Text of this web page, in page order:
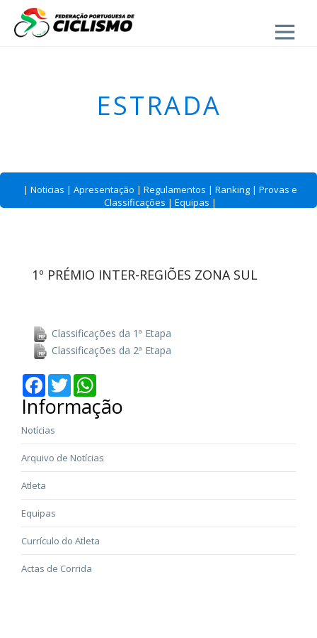
Close
ESTRADA
| Noticias | Apresentação | Regulamentos | Ranking | Provas e
Classificações | Equipas |
1º PRÉMIO INTER-REGIÕES ZONA SUL
Classificações da 1ª Etapa
Classificações da 2ª Etapa
Facebook
Twitter
Informação
Notícias
Arquivo de Notícias
Atleta
Equipas
Currículo do Atleta
Actas de Corrida